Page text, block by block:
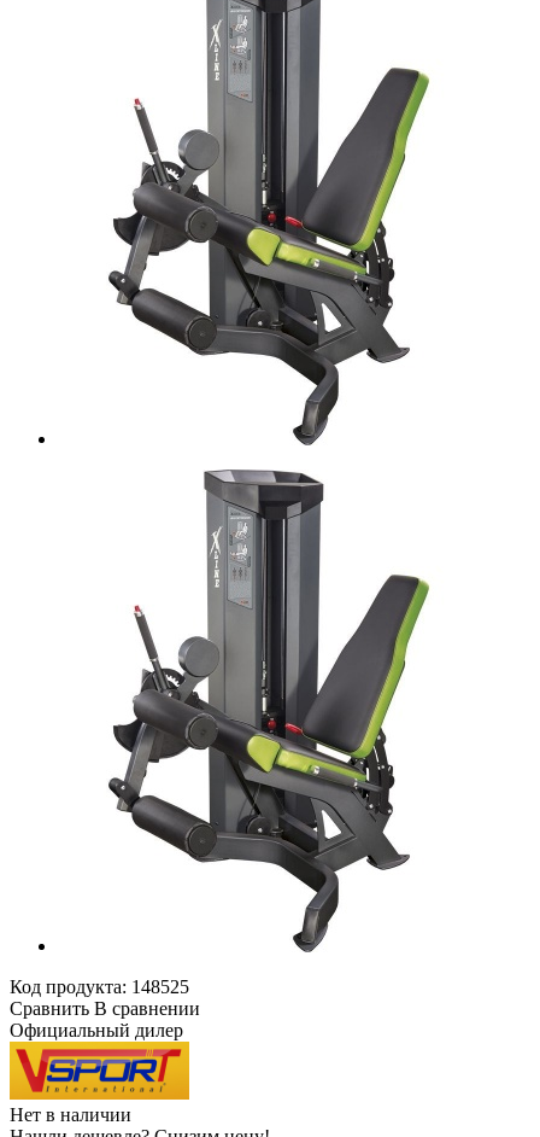
Код продукта: 148525
Сравнить В сравнении
Официальный дилер
Нет в наличии